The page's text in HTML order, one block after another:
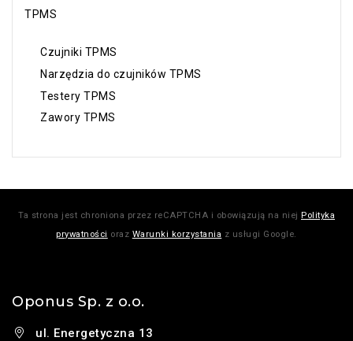
TPMS
Czujniki TPMS
Narzędzia do czujników TPMS
Testery TPMS
Zawory TPMS
Ta strona jest chroniona przez reCAPTCHA i obowiązują na niej Polityka
prywatności oraz Warunki korzystania z usługi Google.
Oponus Sp. z o.o.
ul. Energetyczna 13